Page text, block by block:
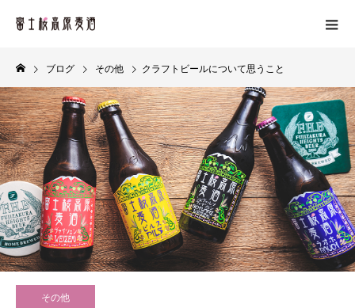
ブログ その他 クラフトビールについて思うこと
その他